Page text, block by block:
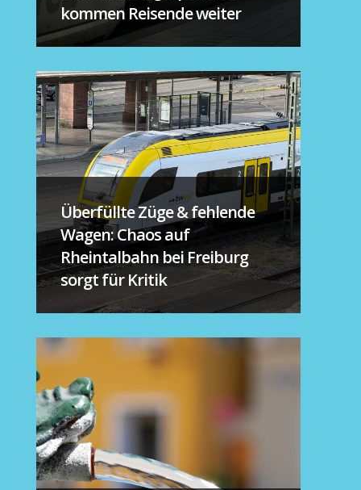
kommen Reisende weiter
Überfüllte Züge & fehlende
Wagen: Chaos auf
Rheintalbahn bei Freiburg
sorgt für Kritik